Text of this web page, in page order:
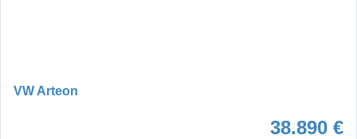
VW Arteon
38.890 €